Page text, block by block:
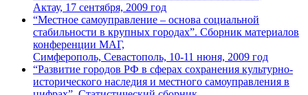
Актау, 17 сентября, 2009 год
“Местное самоуправление – основа социальной
стабильности в крупных городах”. Сборник материалов
конференции МАГ,
Симферополь, Севастополь, 10-11 нюня, 2009 год
“Развитие городов РФ в сферах сохранения культурно-
исторического наследия и местного самоуправления в